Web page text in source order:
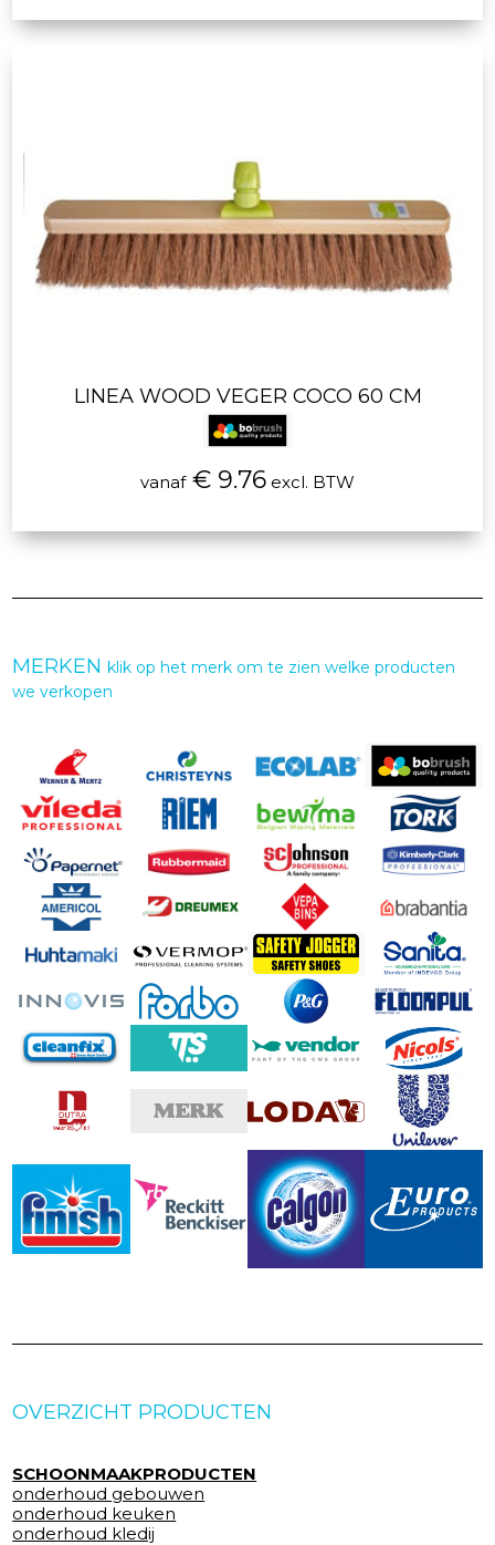
LINEA WOOD VEGER COCO 60 CM
vanaf€ 9.76 excl. BTW
MERKENklik op het merk om te zien welke producten
we verkopen
OVERZICHT PRODUCTEN
SCHOONMAAKPRODUCTEN
onderhoud gebouwen
onderhoud keuken
onderhoud kledij